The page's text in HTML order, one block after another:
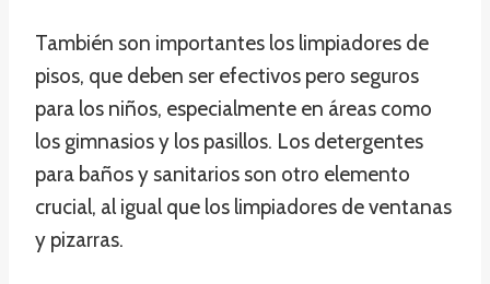
También son importantes los limpiadores de
pisos, que deben ser efectivos pero seguros
para los niños, especialmente en áreas como
los gimnasios y los pasillos. Los detergentes
para baños y sanitarios son otro elemento
crucial, al igual que los limpiadores de ventanas
y pizarras.